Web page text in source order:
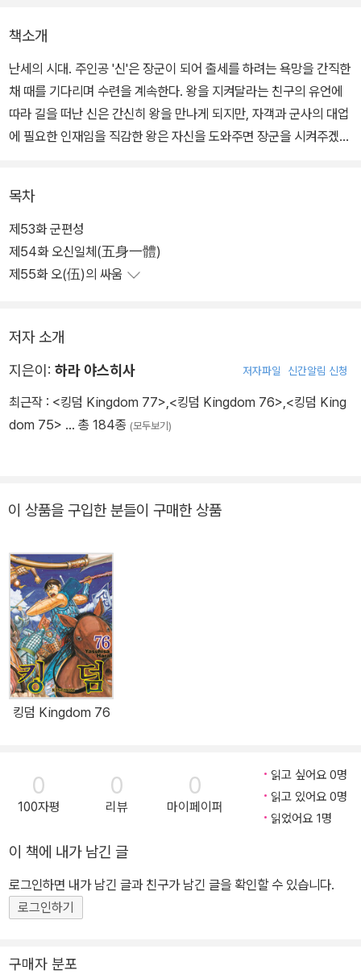
책소개
난세의 시대. 주인공 '신'은 장군이 되어 출세를 하려는 욕망을 간직한
채 때를 기다리며 수련을 계속한다. 왕을 지켜달라는 친구의 유언에
따라 길을 떠난 신은 간신히 왕을 만나게 되지만, 자객과 군사의 대업
에 필요한 인재임을 직감한 왕은 자신을 도와주면 장군을 시켜주겠다
년이 진시황을 이용하여 권력을 잡게 되는 과정이 독자들의 흥미를
불러 일으키는 작품.
목차
제53화 군편성
제54화 오신일체(五身一體)
제55화 오(伍)의 싸움
저자 소개
지은이: 하라 야스히사 저자파일 신간알림 신청
최근작 : <킹덤 Kingdom 77>,<킹덤 Kingdom 76>,<킹덤 King
dom 75> … 총 184종 (모두보기)
이 상품을 구입한 분들이 구매한 상품
킹덤 Kingdom 76
0
100자평
0
리뷰
0
마이페이퍼
읽고 싶어요 0명
읽고 있어요 0명
읽었어요 1명
이 책에 내가 남긴 글
로그인하면 내가 남긴 글과 친구가 남긴 글을 확인할 수 있습니다.
로그인하기
구매자 분포